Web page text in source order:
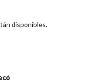
disponibles.